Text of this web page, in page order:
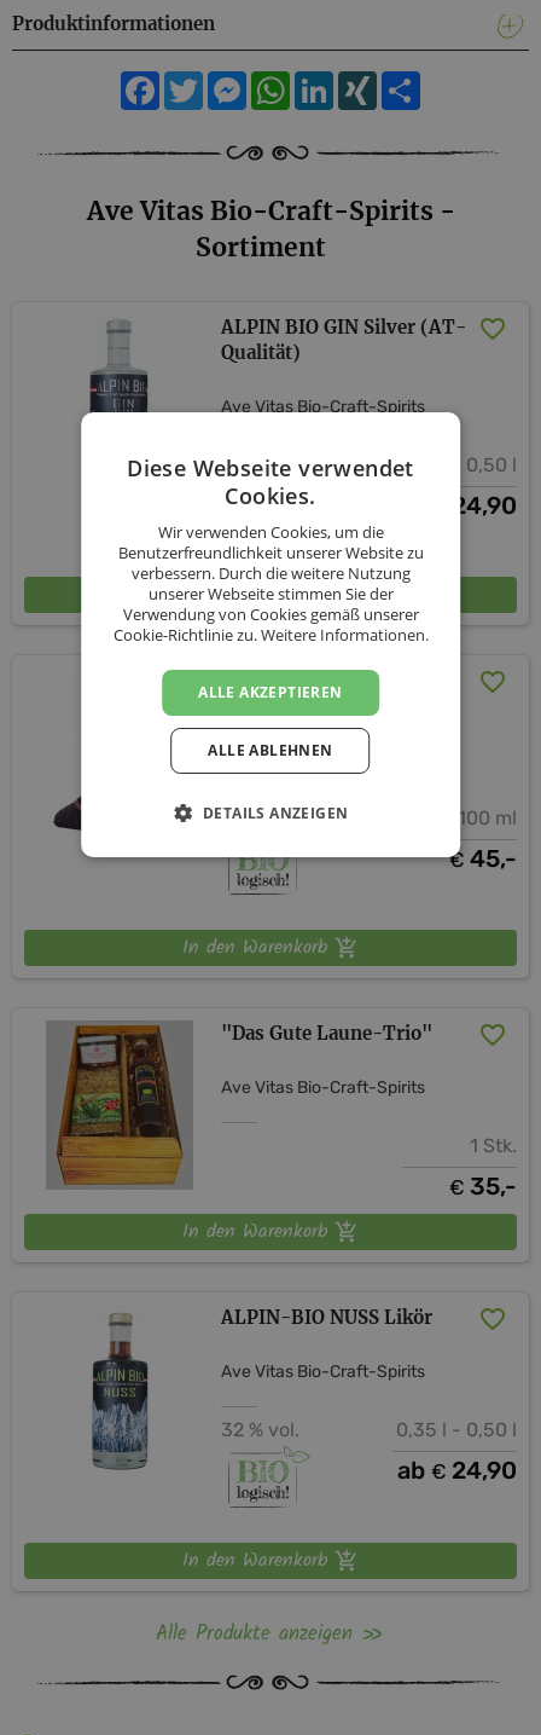
Produktinformationen
Facebook
TwitterMessengerWhatsApp
LinkedIn
XING
Ave Vitas Bio-Craft-Spirits -
Sortiment
ALPIN BIO GIN Silver (AT-​
Qualität)
Ave Vitas Bio-Craft-Spirits
45 % vol. 0,35 l - 0,50 l
24,90
In den Warenkorb
''Damenschuh'' aus Glas
mit Bio-Likör 21%
Ave Vitas Bio-Craft-Spirits
20,8 % vol. 100 ml
€ 45,-
In den Warenkorb
"Das Gute Laune-Trio"
Ave Vitas Bio-Craft-Spirits
1 Stk.
€ 35,-
In den Warenkorb
ALPIN-​​BIO NUSS Likör
Ave Vitas Bio-Craft-Spirits
32 % vol. 0,35 l - 0,50 l
ab € 24,90
In den Warenkorb
Alle Produkte anzeigen
Diese Webseite verwendet
Cookies.
Wir verwenden Cookies, um die
Benutzerfreundlichkeit unserer Website zu
verbessern. Durch die weitere Nutzung
unserer Webseite stimmen Sie der
Verwendung von Cookies gemäß unserer
Cookie-Richtlinie zu.Weitere Informationen.
ALLE AKZEPTIEREN
ALLE ABLEHNEN
DETAILS ANZEIGEN